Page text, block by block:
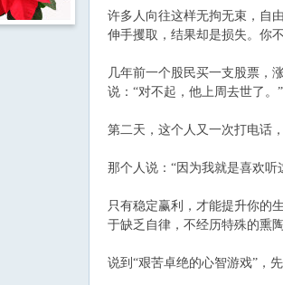
许多人向往这样无拘无束，自
伸手攫取，结果却是损失。你
几年前一个股民买一支股票，
说：“对不起，他上周去世了。”
第二天，这个人又一次打电话
那个人说：“因为我就是喜欢听
只有稳定赢利，才能提升你的
于缺乏自律，不经历特殊的熏
说到“艰苦卓绝的心智游戏”，